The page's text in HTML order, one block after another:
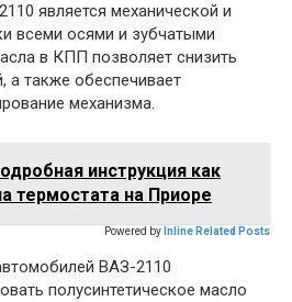
является механической и
всеми осями и зубчатыми
в КПП позволяет снизить
а также обеспечивает
механизма.
инструкция как
термостата на Приоре
Powered by Inline Related Posts
ВАЗ-2110
полусинтетическое масло